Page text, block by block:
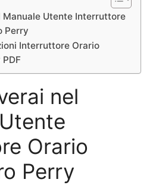
Manuale Utente Interruttore
Perry​
Interruttore Orario
nel
Orario
Perry​